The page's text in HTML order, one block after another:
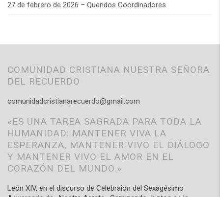
27 de febrero de 2026 – Queridos Coordinadores
COMUNIDAD CRISTIANA NUESTRA SEÑORA
DEL RECUERDO
comunidadcristianarecuerdo@gmail.com
«ES UNA TAREA SAGRADA PARA TODA LA
HUMANIDAD: MANTENER VIVA LA
ESPERANZA, MANTENER VIVO EL DIÁLOGO
Y MANTENER VIVO EL AMOR EN EL
CORAZÓN DEL MUNDO.»
León XIV, en el discurso de Celebraión del Sexagésimo